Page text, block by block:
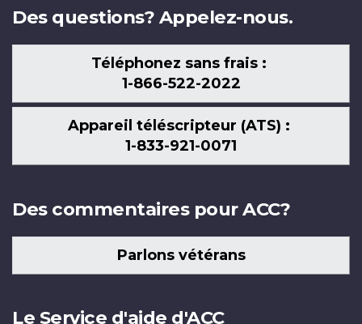
Des questions? Appelez-nous.
Téléphonez sans frais :
1-866-522-2022
Appareil téléscripteur (ATS) :
1-833-921-0071
Des commentaires pour ACC?
Parlons vétérans
Le Service d'aide d'ACC